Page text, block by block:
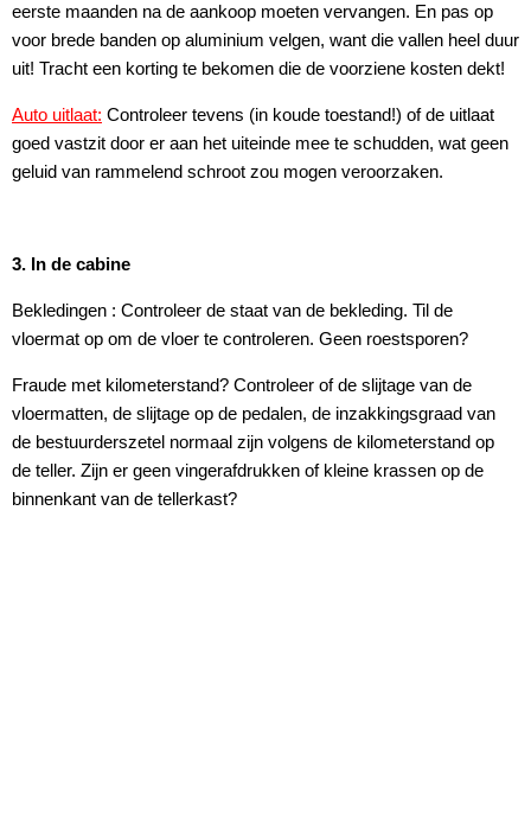
eerste maanden na de aankoop moeten vervangen. En pas op
voor brede banden op aluminium velgen, want die vallen heel duur
uit! Tracht een korting te bekomen die de voorziene kosten dekt!
Auto uitlaat: Controleer tevens (in koude toestand!) of de uitlaat
goed vastzit door er aan het uiteinde mee te schudden, wat geen
geluid van rammelend schroot zou mogen veroorzaken.
3. In de cabine
Bekledingen : Controleer de staat van de bekleding. Til de
vloermat op om de vloer te controleren. Geen roestsporen?
Fraude met kilometerstand? Controleer of de slijtage van de
vloermatten, de slijtage op de pedalen, de inzakkingsgraad van
de bestuurderszetel normaal zijn volgens de kilometerstand op
de teller. Zijn er geen vingerafdrukken of kleine krassen op de
binnenkant van de tellerkast?